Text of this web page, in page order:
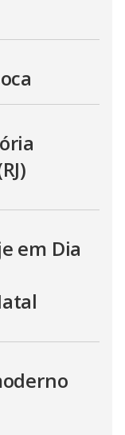
em Dia